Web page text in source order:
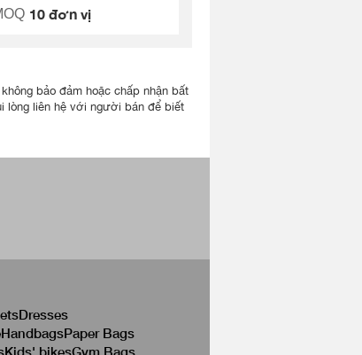
10 đơn vị
bảo đảm hoặc chấp nhận bất
lòng liên hệ với người bán để biết
Dresses
HandbagsPaper Bags
Kids' bikesGym Bags